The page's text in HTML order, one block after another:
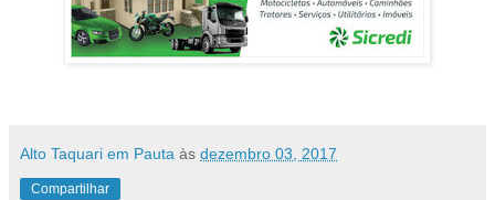
Alto Taquari em Pauta às dezembro 03, 2017
Compartilhar